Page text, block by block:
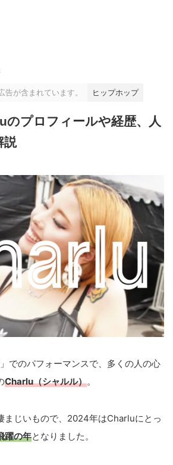
が含まれています。 ヒップホップ
のプロフィールや経歴、人
説
でのパフォーマンスで、多くの人の心
Charlu（シャルル）。
まじいもので、2024年はCharluにとっ
躍の年となりました。